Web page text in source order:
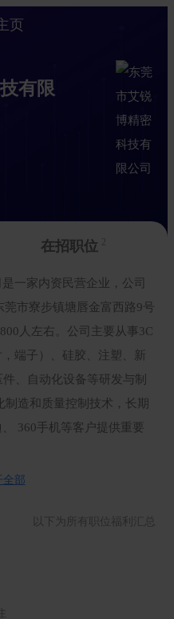
页
有限
在招职位 2
一家内资民营企业，公司
市寮步镇塘唇金富西路9号
人左右。公司主要从事3C
端子）、硅胶、注塑、新
、自动化设备等研发与制
造和质量控制技术，长期
360手机等客户提供重要
全部
以下为所有职位福利汇总